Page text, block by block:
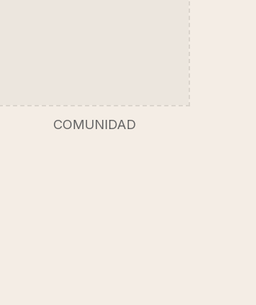
COMUNIDAD